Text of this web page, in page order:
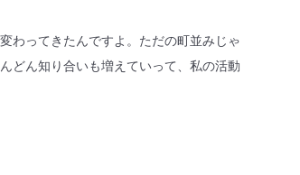
わってきたんですよ。ただの町並みじゃ
どん知り合いも増えていって、私の活動